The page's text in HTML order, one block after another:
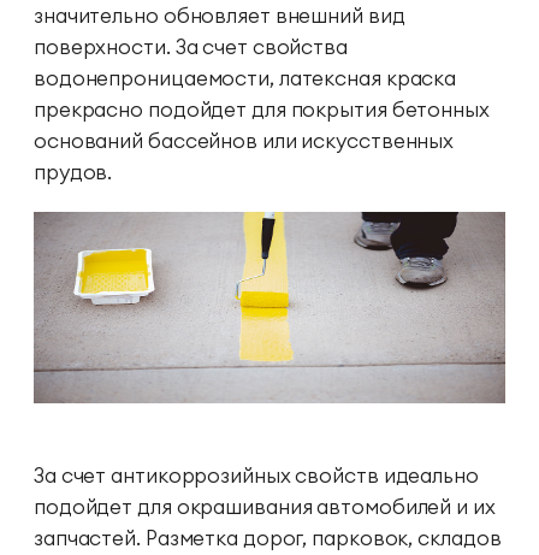
значительно обновляет внешний вид
поверхности. За счет свойства
водонепроницаемости, латексная краска
прекрасно подойдет для покрытия бетонных
оснований бассейнов или искусственных
прудов.
За счет антикоррозийных свойств идеально
подойдет для окрашивания автомобилей и их
запчастей. Разметка дорог, парковок, складов